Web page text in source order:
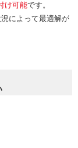
け可能です。
によって最適解が